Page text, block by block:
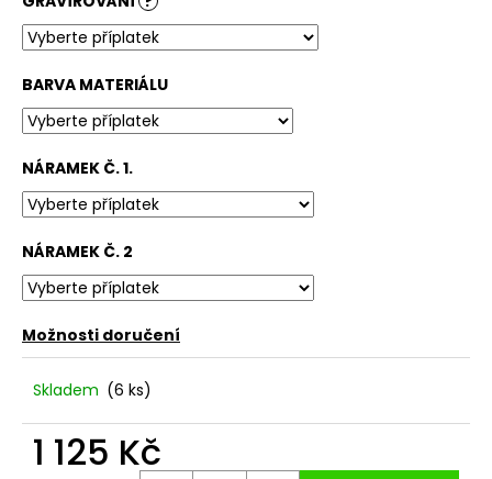
BARVA MATERIÁLU
NÁRAMEK Č. 1.
NÁRAMEK Č. 2
Možnosti doručení
Skladem (6 ks)
1 125 Kč